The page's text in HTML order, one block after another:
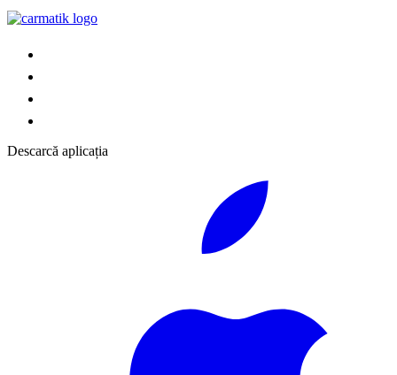
Descarcă aplicația